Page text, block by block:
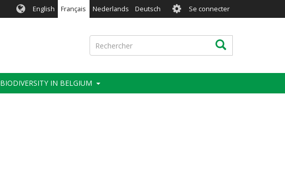
English Français Nederlands Deutsch User
account
menu
Se connecter
Rechercher Rechercher
BIODIVERSITY IN BELGIUM